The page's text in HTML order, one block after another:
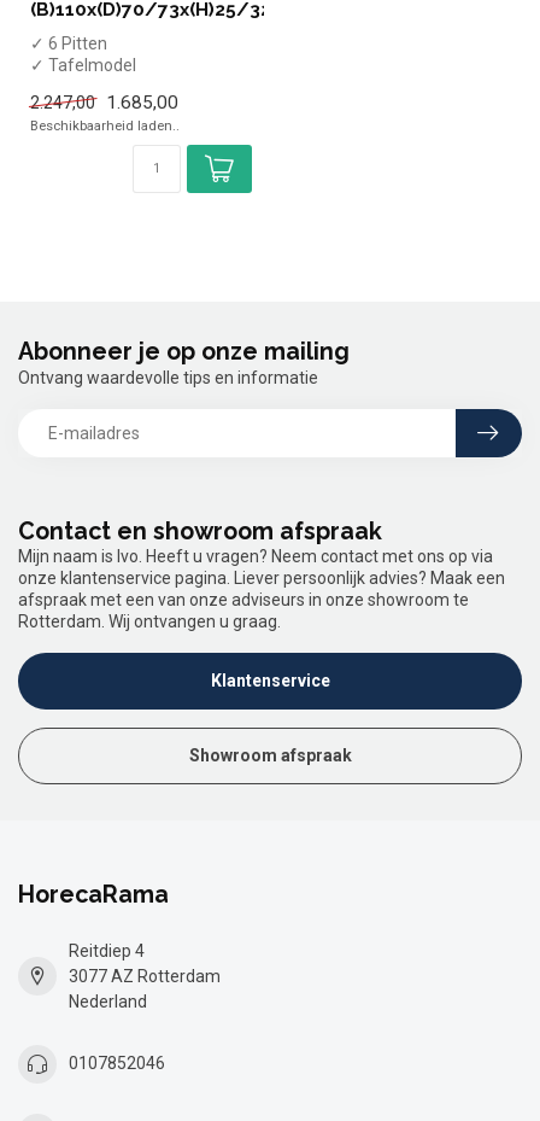
(B)110x(D)70/73x(H)25/32cm
✓ 6 Pitten
✓ Tafelmodel
✓ Gas
2.247,00 1.685,00
Beschikbaarheid laden..
Contact en showroom afspraak
Mijn naam is Ivo. Heeft u vragen? Neem contact met ons op via
onze klantenservice pagina. Liever persoonlijk advies? Maak een
afspraak met een van onze adviseurs in onze showroom te
Rotterdam. Wij ontvangen u graag.
Klantenservice
Showroom afspraak
Abonneer je op onze mailing
Ontvang waardevolle tips en informatie
HorecaRama
Reitdiep 4
3077 AZ Rotterdam
Nederland
0107852046